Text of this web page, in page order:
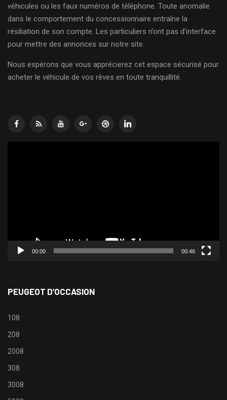
véhicules ou les faux numéros de téléphone. Toute anomalie
dans le comportement du concessionnaire entraîne la
résiliation de son compte. Les particuliers n’ont pas d’interface
pour mettre des annonces sur notre site.
Nous espérons que vous apprécierez cet espace sécurisé pour
acheter le véhicule de vos rêves en toute tranquillité.
00:00 00:46
PEUGEOT D’OCCASION
108
208
2008
308
3008